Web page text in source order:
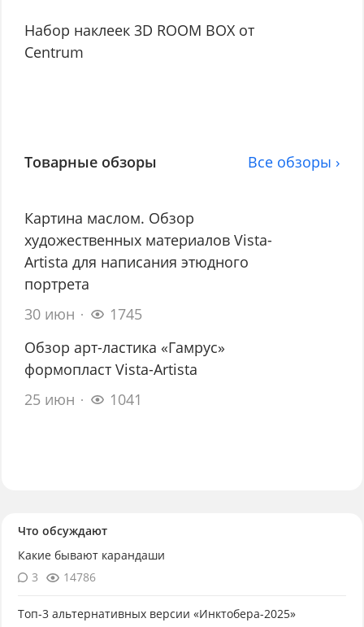
Набор наклеек 3D ROOM BOX от
Centrum
Товарные обзоры Все обзоры ›
Картина маслом. Обзор
художественных материалов Vista-
Artista для написания этюдного
портрета
30 июн
1745
Обзор арт-ластика «Гамрус»
формопласт Vista-Artista
25 июн
1041
Что обсуждают
Какие бывают карандаши
3
14786
Топ-3 альтернативных версии «Инктобера-2025»